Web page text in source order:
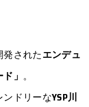
されたエンデュ
」 。
ドリーなYSP川